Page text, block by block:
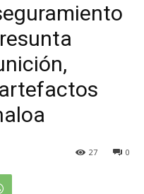
0
27